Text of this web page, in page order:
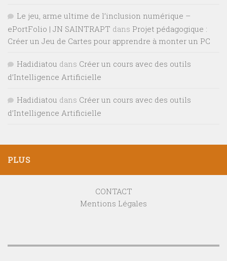
Le jeu, arme ultime de l’inclusion numérique –
ePortFolio | JN SAINTRAPT dans Projet pédagogique :
Créer un Jeu de Cartes pour apprendre à monter un PC
Hadidiatou dans Créer un cours avec des outils
d’Intelligence Artificielle
Hadidiatou dans Créer un cours avec des outils
d’Intelligence Artificielle
PLUS
CONTACT
Mentions Légales